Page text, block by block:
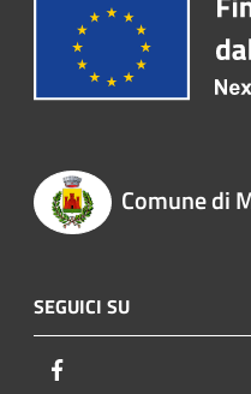
Comune di
SEGUICI SU